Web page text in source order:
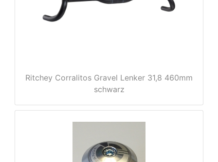
Ritchey Corralitos Gravel Lenker 31,8 460mm
schwarz